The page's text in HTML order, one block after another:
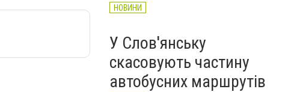
НОВИНИ
У Слов'янську
скасовують частину
автобусних маршрутів